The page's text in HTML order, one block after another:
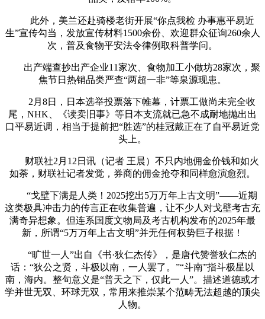
此外，美兰还赴骑楼老街开展“你点我检 办事惠平易近
生”宣传勾当，发放宣传材料1500余份、欢迎群众征询260余人
次，普及食物平安法令律例取科普学问。
出产端查抄出产企业11家次、食物加工小做坊28家次，聚
焦节日热销品类严查“两超一非”等泉源现患。
2月8日，日本选举投票落下帷幕，计票工做尚未完全收
尾，NHK、《读卖旧事》等日本支流就已急不成耐地抛出出
口平易近调，相当于提前把“胜选”的桂冠戴正在了自平易近党
头上。
财联社2月12日讯（记者 王晨）不只内地佣金价钱和如火
如荼，财联社记者发觉，券商的佣金抢夺和同样愈演愈烈。
“戈壁下满是人类！2025挖出5万万年上古文明”——近期
这类极具冲击力的传言正在收集普遍，让不少人对戈壁考古充
满奇异想象。但连系国度文物局及考古机构发布的2025年最
新，所谓“5万万年上古文明”并无任何权势巨子根据！
“旷世一人”出自《书·狄仁杰传》，是唐代赞誉狄仁杰的
话：“狄公之贤，斗极以南，一人罢了。”“斗南”指斗极星以
南，海内。整句意义是“普天之下，仅此一人”。描述道德或才
学并世无双、环球无双，常用来推崇某个范畴无法超越的顶尖
人物。